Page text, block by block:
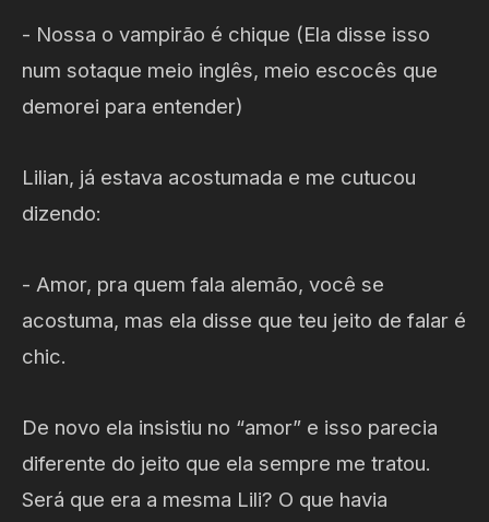
- Nossa o vampirão é chique (Ela disse isso
num sotaque meio inglês, meio escocês que
demorei para entender)
Lilian, já estava acostumada e me cutucou
dizendo:
- Amor, pra quem fala alemão, você se
acostuma, mas ela disse que teu jeito de falar é
chic.
De novo ela insistiu no “amor” e isso parecia
diferente do jeito que ela sempre me tratou.
Será que era a mesma Lili? O que havia